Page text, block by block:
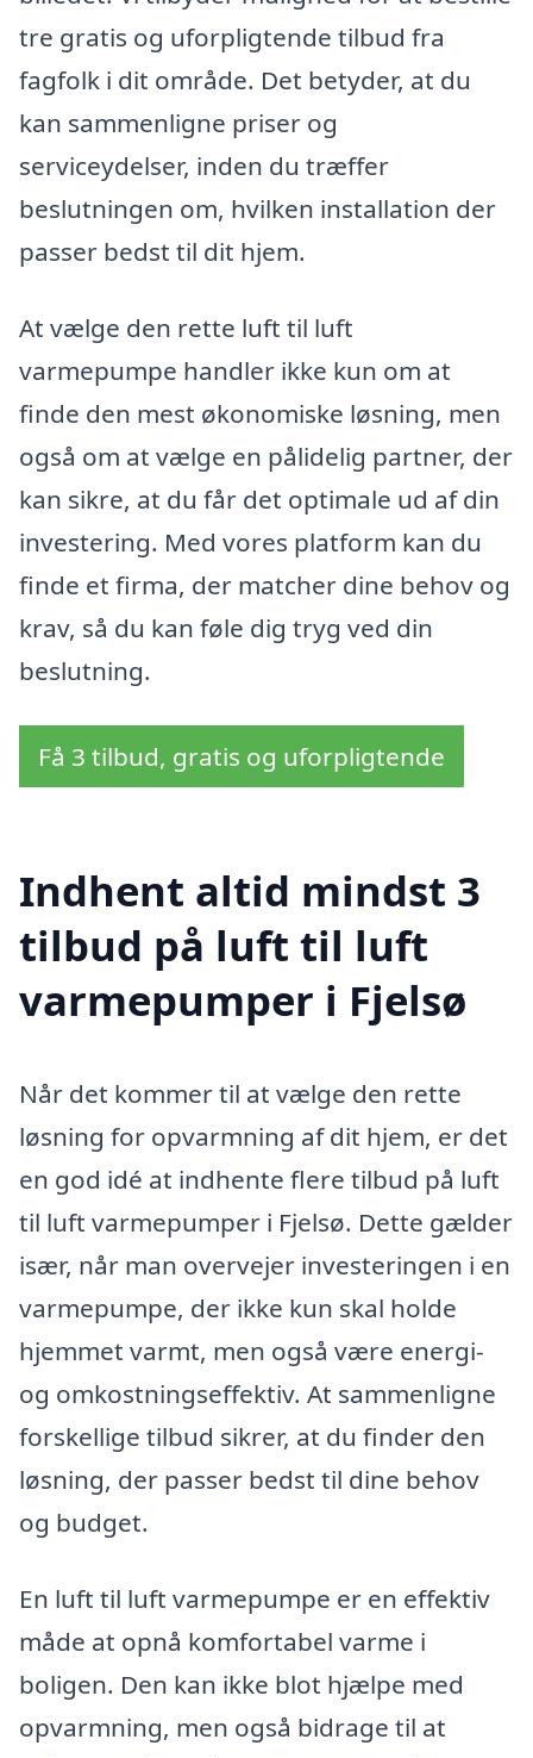
tre gratis og uforpligtende tilbud fra
fagfolk i dit område. Det betyder, at du
kan sammenligne priser og
serviceydelser, inden du træffer
beslutningen om, hvilken installation der
passer bedst til dit hjem.
At vælge den rette luft til luft
varmepumpe handler ikke kun om at
finde den mest økonomiske løsning, men
også om at vælge en pålidelig partner, der
kan sikre, at du får det optimale ud af din
investering. Med vores platform kan du
finde et firma, der matcher dine behov og
krav, så du kan føle dig tryg ved din
beslutning.
Få 3 tilbud, gratis og uforpligtende
Indhent altid mindst 3
tilbud på luft til luft
varmepumper i Fjelsø
Når det kommer til at vælge den rette
løsning for opvarmning af dit hjem, er det
en god idé at indhente flere tilbud på luft
til luft varmepumper i Fjelsø. Dette gælder
især, når man overvejer investeringen i en
varmepumpe, der ikke kun skal holde
hjemmet varmt, men også være energi-
og omkostningseffektiv. At sammenligne
forskellige tilbud sikrer, at du finder den
løsning, der passer bedst til dine behov
og budget.
En luft til luft varmepumpe er en effektiv
måde at opnå komfortabel varme i
boligen. Den kan ikke blot hjælpe med
opvarmning, men også bidrage til at